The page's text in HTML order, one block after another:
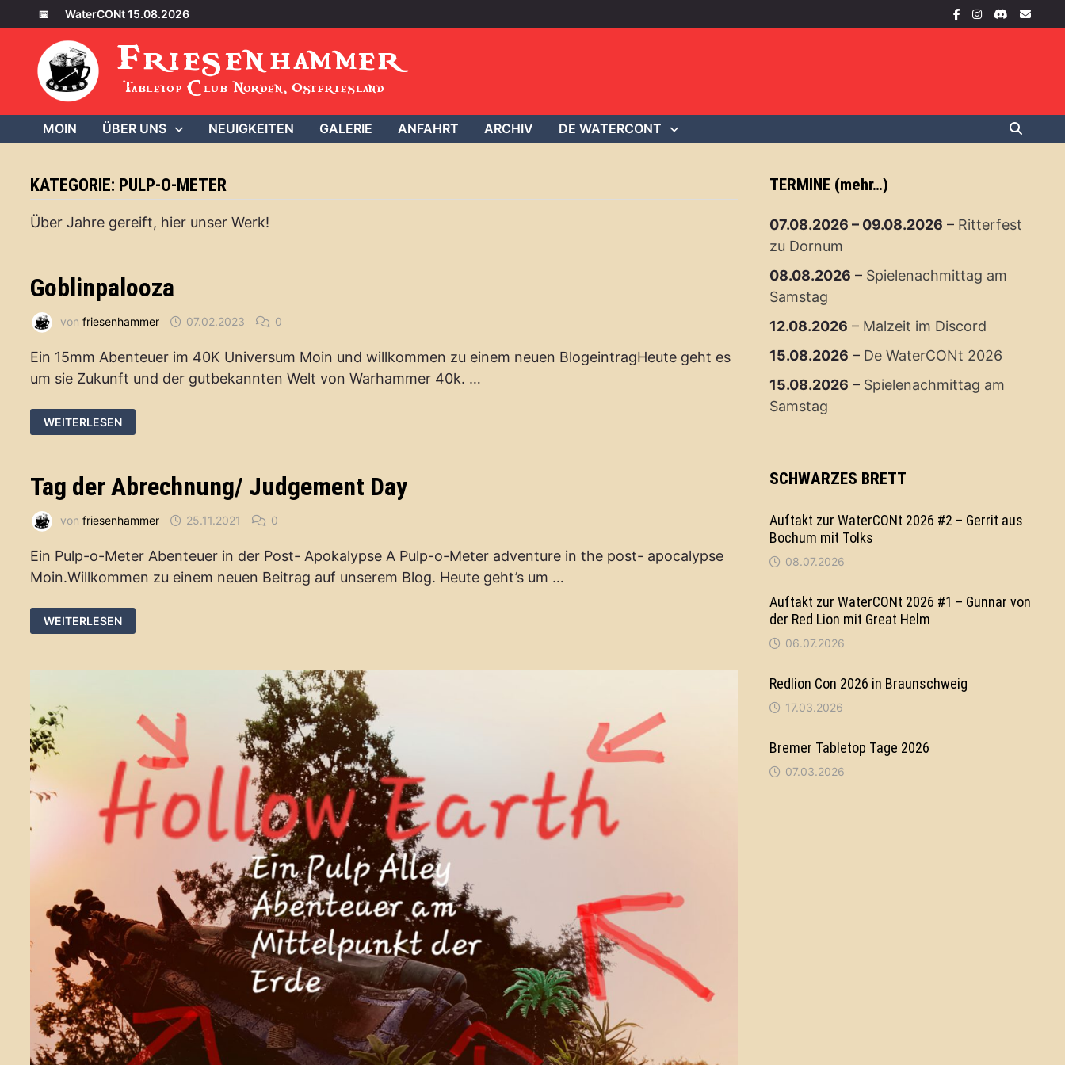
Inhalt
springen
📅 WaterCONt 15.08.2026
Friesenhammer
Tabletop Club Norden, Ostfriesland
MOIN ÜBER UNS NEUIGKEITEN GALERIE ANFAHRT ARCHIV DE WATERCONT
KATEGORIE: PULP-O-METER
Über Jahre gereift, hier unser Werk!
Goblinpalooza
vonfriesenhammer 07.02.2023 0
Ein 15mm Abenteuer im 40K Universum Moin und willkommen zu einem neuen BlogeintragHeute geht es
um sie Zukunft und der gutbekannten Welt von Warhammer 40k. …
GOBLINPALOOZA
WEITERLESEN
Tag der Abrechnung/ Judgement Day
vonfriesenhammer 25.11.2021 0
Ein Pulp-o-Meter Abenteuer in der Post- Apokalypse A Pulp-o-Meter adventure in the post- apocalypse
Moin.Willkommen zu einem neuen Beitrag auf unserem Blog. Heute geht’s um …
TAG
DER
ABRECHNUNG/
WEITERLESEN
TERMINE (mehr…)
07.08.2026 – 09.08.2026 – Ritterfest
zu Dornum
08.08.2026 – Spielenachmittag am
Samstag
12.08.2026 – Malzeit im Discord
15.08.2026 – De WaterCONt 2026
15.08.2026 – Spielenachmittag am
Samstag
SCHWARZES BRETT
Auftakt zur WaterCONt 2026 #2 – Gerrit aus
Bochum mit Tolks
08.07.2026
Auftakt zur WaterCONt 2026 #1 – Gunnar von
der Red Lion mit Great Helm
06.07.2026
Redlion Con 2026 in Braunschweig
17.03.2026
Bremer Tabletop Tage 2026
07.03.2026